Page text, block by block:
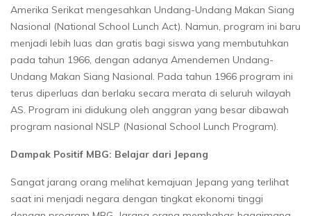
Amerika Serikat mengesahkan Undang-Undang Makan Siang
Nasional (National School Lunch Act). Namun, program ini baru
menjadi lebih luas dan gratis bagi siswa yang membutuhkan
pada tahun 1966, dengan adanya Amendemen Undang-
Undang Makan Siang Nasional. Pada tahun 1966 program ini
terus diperluas dan berlaku secara merata di seluruh wilayah
AS. Program ini didukung oleh anggran yang besar dibawah
program nasional NSLP (Nasional School Lunch Program).
Dampak Positif MBG: Belajar dari Jepang
Sangat jarang orang melihat kemajuan Jepang yang terlihat
saat ini menjadi negara dengan tingkat ekonomi tinggi